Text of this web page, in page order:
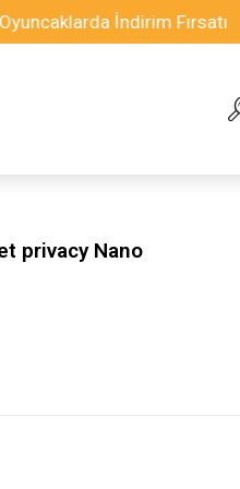
İndirim Fırsatı
privacy Nano